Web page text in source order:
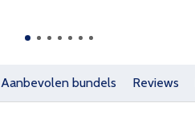
Aanbevolen bundels Reviews